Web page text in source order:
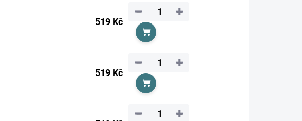
519 Kč
+
−
Do košíku
519 Kč
+
−
Do košíku
+
−